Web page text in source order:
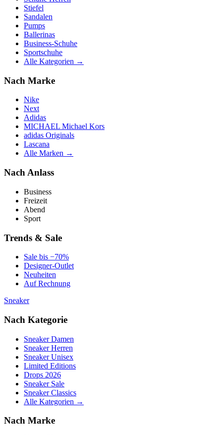
Stiefel
Sandalen
Pumps
Ballerinas
Business-Schuhe
Sportschuhe
Alle Kategorien →
Nach Marke
Nike
Next
Adidas
MICHAEL Michael Kors
adidas Originals
Lascana
Alle Marken →
Nach Anlass
Business
Freizeit
Abend
Sport
Trends & Sale
Sale bis −70%
Designer-Outlet
Neuheiten
Auf Rechnung
Sneaker
Nach Kategorie
Sneaker Damen
Sneaker Herren
Sneaker Unisex
Limited Editions
Drops 2026
Sneaker Sale
Sneaker Classics
Alle Kategorien →
Nach Marke